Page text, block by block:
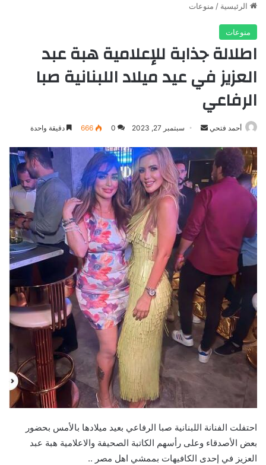
الرئيسية / منوعات
منوعات
اطلالة جذابة للإعلامية هبة عبد
العزيز في عيد ميلاد اللبنانية صبا
الرفاعي
أحمد فتحي
أرسل
إلكترونيا
سبتمبر 27, 2023 0
666 دقيقة واحدة
احتفلت الفنانة اللبنانية صبا الرفاعي بعيد ميلادها بالأمس بحضور
بعض الأصدقاء وعلى رأسهم الكاتبة الصحيفة والاعلامية هبة عبد
العزيز في إحدى الكافيهات بممشي اهل مصر ..